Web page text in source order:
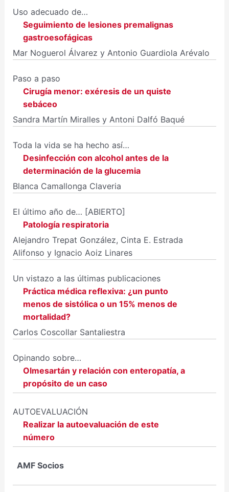
Uso adecuado de…
Seguimiento de lesiones premalignas
gastroesofágicas
Mar Noguerol Álvarez y Antonio Guardiola Arévalo
Paso a paso
Cirugía menor: exéresis de un quiste
sebáceo
Sandra Martín Miralles y Antoni Dalfó Baqué
Toda la vida se ha hecho así…
Desinfección con alcohol antes de la
determinación de la glucemia
Blanca Camallonga Claveria
El último año de… [ABIERTO]
Patología respiratoria
Alejandro Trepat González, Cinta E. Estrada
Alifonso y Ignacio Aoiz Linares
Un vistazo a las últimas publicaciones
Práctica médica reflexiva: ¿un punto
menos de sistólica o un 15% menos de
mortalidad?
Carlos Coscollar Santaliestra
Opinando sobre…
Olmesartán y relación con enteropatía, a
propósito de un caso
AUTOEVALUACIÓN
Realizar la autoevaluación de este
número
AMF Socios